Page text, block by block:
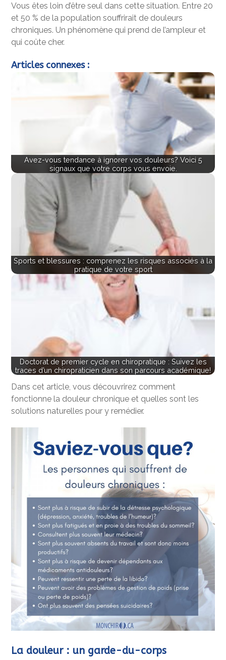
Vous êtes loin d’être seul dans cette situation. Entre 20
et 50 % de la population souffrirait de douleurs
chroniques. Un phénomène qui prend de l’ampleur et
qui coûte cher.
Articles connexes :
Avez-vous tendance à ignorer vos douleurs? Voici 5
signaux que votre corps vous envoie.
Sports et blessures : comprenez les risques associés à la
pratique de votre sport
Doctorat de premier cycle en chiropratique : Suivez les
traces d’un chiropraticien dans son parcours académique!
Dans cet article, vous découvrirez comment
fonctionne la douleur chronique et quelles sont les
solutions naturelles pour y remédier.
La douleur : un garde-du-corps